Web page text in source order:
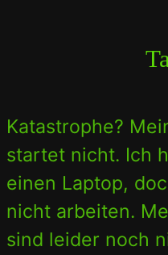
Katastrophe?
startet nicht. Ich
einen Laptop,
nicht arbeiten.
sind leider noch